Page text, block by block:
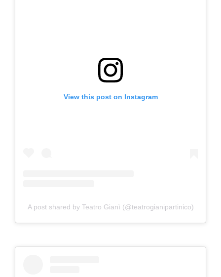
View this post on Instagram
A post shared by Teatro Gianì (@teatrogianipartinico)